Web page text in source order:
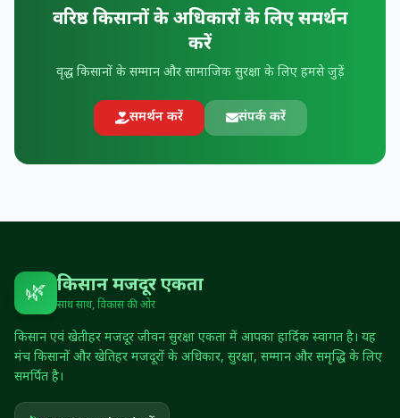
वरिष्ठ किसानों के अधिकारों के लिए समर्थन
करें
वृद्ध किसानों के सम्मान और सामाजिक सुरक्षा के लिए हमसे जुड़ें
समर्थन करें संपर्क करें
🌿 किसान मजदूर एकता
साथ साथ, विकास की ओर
किसान एवं खेतीहर मजदूर जीवन सुरक्षा एकता में आपका हार्दिक स्वागत है। यह
मंच किसानों और खेतिहर मजदूरों के अधिकार, सुरक्षा, सम्मान और समृद्धि के लिए
समर्पित है।